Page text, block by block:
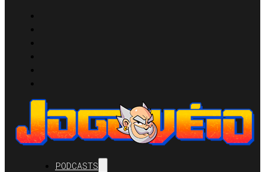
PODCASTS